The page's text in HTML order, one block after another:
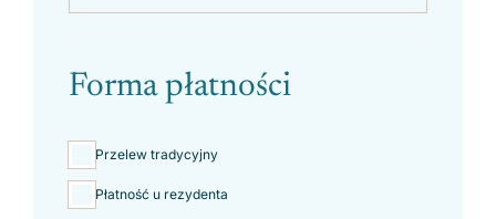
Forma płatności
Przelew tradycyjny
Płatność u rezydenta